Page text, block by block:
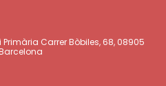
Primària Carrer Bòbiles, 68, 08905